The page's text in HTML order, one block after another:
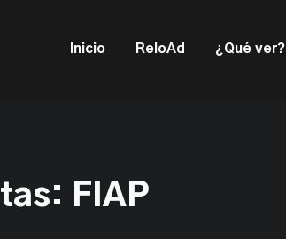
Inicio ReloAd ¿Qué ver?
navigation bar. It should not be visible.
FIAP